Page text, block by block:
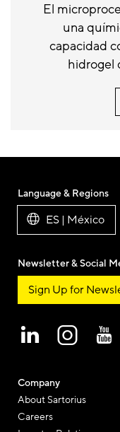
El
una
capacidad
hidrogel
Company
About Sartorius
Careers
Language & Regions
ES | México
Newsletter & Social
Sign Up for